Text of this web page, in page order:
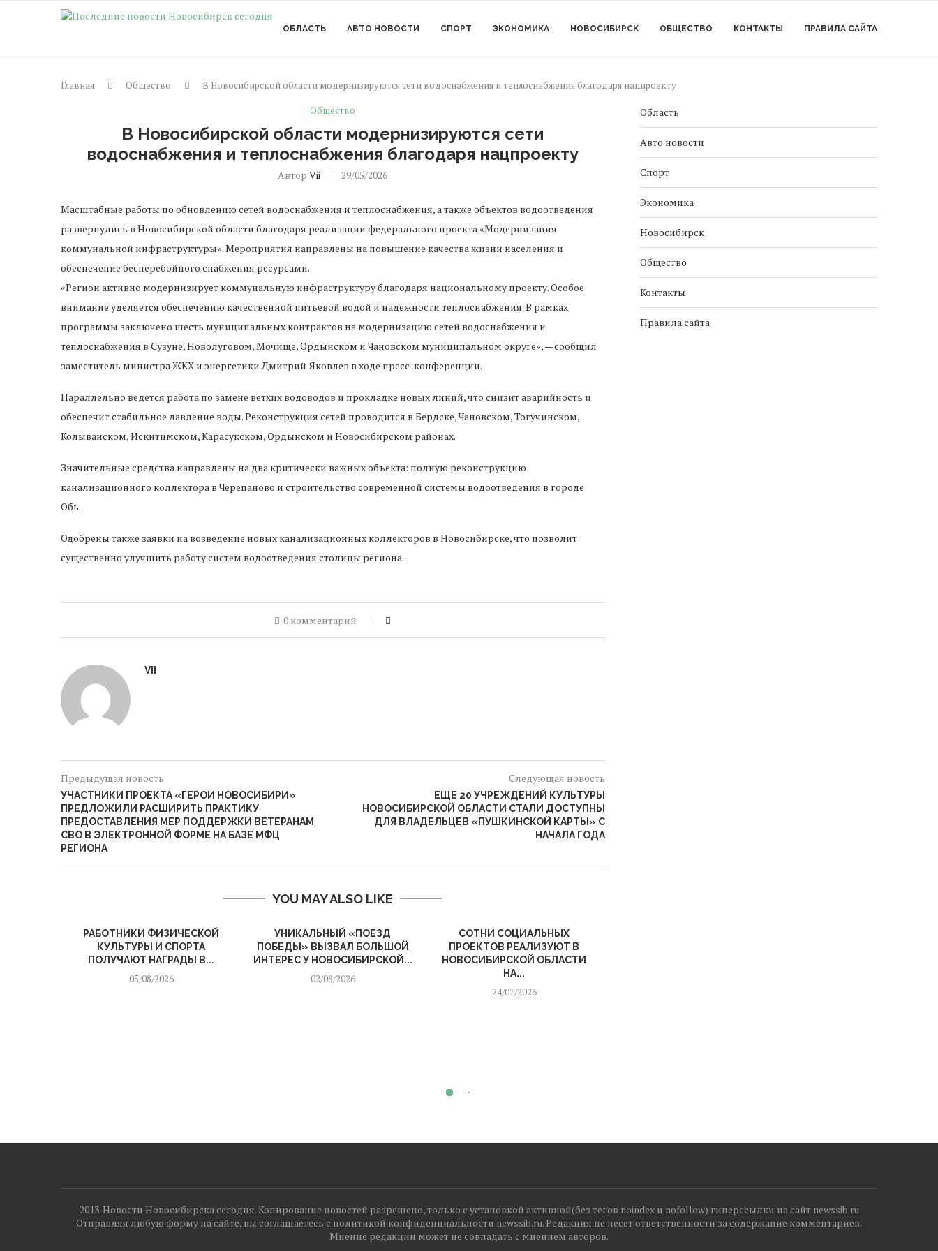
ОБЛАСТЬ АВТО НОВОСТИ СПОРТ ЭКОНОМИКА НОВОСИБИРСК ОБЩЕСТВО КОНТАКТЫ ПРАВИЛА САЙТА
Главная Общество
В Новосибирской области модернизируются сети водоснабжения и теплоснабжения благодаря нацпроекту
Общество
В Новосибирской области модернизируются сети
водоснабжения и теплоснабжения благодаря нацпроекту
АвторVii 29/05/2026
Масштабные работы по обновлению сетей водоснабжения и теплоснабжения, а также объектов водоотведения
развернулись в Новосибирской области благодаря реализации федерального проекта «Модернизация
коммунальной инфраструктуры». Мероприятия направлены на повышение качества жизни населения и
обеспечение бесперебойного снабжения ресурсами.
«Регион активно модернизирует коммунальную инфраструктуру благодаря национальному проекту. Особое
внимание уделяется обеспечению качественной питьевой водой и надежности теплоснабжения. В рамках
программы заключено шесть муниципальных контрактов на модернизацию сетей водоснабжения и
теплоснабжения в Сузуне, Новолуговом, Мочище, Ордынском и Чановском муниципальном округе», — сообщил
заместитель министра ЖКХ и энергетики Дмитрий Яковлев в ходе пресс-конференции.
Параллельно ведется работа по замене ветхих водоводов и прокладке новых линий, что снизит аварийность и
обеспечит стабильное давление воды. Реконструкция сетей проводится в Бердске, Чановском, Тогучинском,
Колыванском, Искитимском, Карасукском, Ордынском и Новосибирском районах.
Значительные средства направлены на два критически важных объекта: полную реконструкцию
канализационного коллектора в Черепаново и строительство современной системы водоотведения в городе
Обь.
Одобрены также заявки на возведение новых канализационных коллекторов в Новосибирске, что позволит
существенно улучшить работу систем водоотведения столицы региона.
0 комментарий
VII
Предыдущая новость
УЧАСТНИКИ ПРОЕКТА «ГЕРОИ НОВОСИБИРИ»
ПРЕДЛОЖИЛИ РАСШИРИТЬ ПРАКТИКУ
ПРЕДОСТАВЛЕНИЯ МЕР ПОДДЕРЖКИ ВЕТЕРАНАМ
СВО В ЭЛЕКТРОННОЙ ФОРМЕ НА БАЗЕ МФЦ
РЕГИОНА
Следующая новость
ЕЩЕ 20 УЧРЕЖДЕНИЙ КУЛЬТУРЫ
НОВОСИБИРСКОЙ ОБЛАСТИ СТАЛИ ДОСТУПНЫ
ДЛЯ ВЛАДЕЛЬЦЕВ «ПУШКИНСКОЙ КАРТЫ» С
НАЧАЛА ГОДА
YOU MAY ALSO LIKE
РАБОТНИКИ ФИЗИЧЕСКОЙ
КУЛЬТУРЫ И СПОРТА
ПОЛУЧАЮТ НАГРАДЫ В...
05/08/2026
УНИКАЛЬНЫЙ «ПОЕЗД
ПОБЕДЫ» ВЫЗВАЛ БОЛЬШОЙ
ИНТЕРЕС У НОВОСИБИРСКОЙ...
02/08/2026
СОТНИ СОЦИАЛЬНЫХ
ПРОЕКТОВ РЕАЛИЗУЮТ В
НОВОСИБИРСКОЙ ОБЛАСТИ
НА...
24/07/2026
Область
Авто новости
Спорт
Экономика
Новосибирск
Общество
Контакты
Правила сайта
2013. Новости Новосибирска сегодня. Копирование новостей разрешено, только с установкой активной(без тегов noindex и nofollow) гиперссылки на сайт newssib.ru
Отправляя любую форму на сайте, вы соглашаетесь с политикой конфиденциальности newssib.ru. Редакция не несет ответственности за содержание комментариев.
Мнение редакции может не совпадать с мнением авторов.